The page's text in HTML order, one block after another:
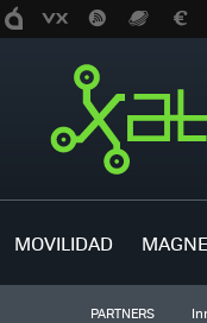
MOVILIDAD
PARTNERS